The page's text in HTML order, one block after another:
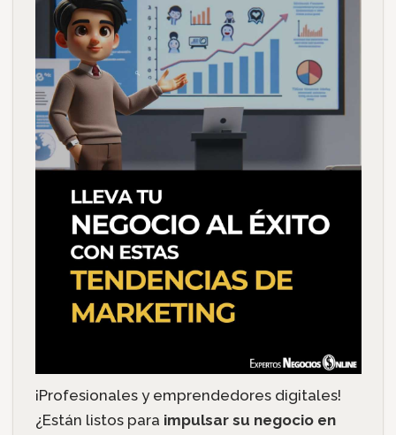
¡Profesionales y emprendedores digitales!
¿Están listos para impulsar su negocio en